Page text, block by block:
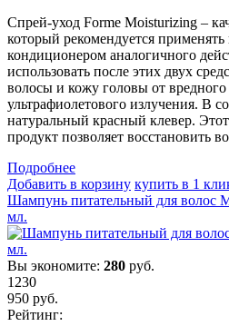
Спрей-уход Forme Moisturizing –
который рекомендуется
кондиционером аналогичного
использовать после этих двух
волосы и кожу головы от вредного
ультрафиолетового излучения. В
натуральный красный клевер.
продукт позволяет восстановить
Подробнеe
Добавить в корзину купить в 1
Шампунь питательный для волос
мл.
Вы экономите: 280 руб.
1230
950 руб.
Рейтинг: